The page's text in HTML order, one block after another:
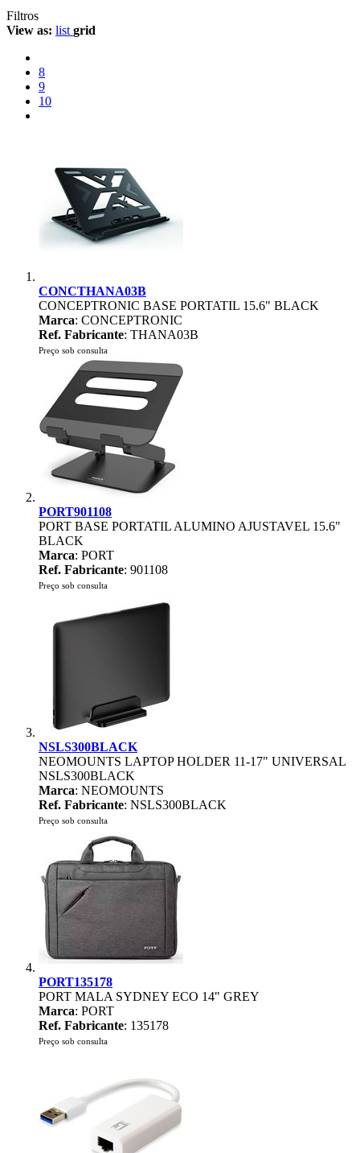
Filtros
View as: list grid
8
9
10
CONCTHANA03B
CONCEPTRONIC BASE PORTATIL 15.6" BLACK
Marca: CONCEPTRONIC
Ref. Fabricante: THANA03B
Preço sob consulta
PORT901108
PORT BASE PORTATIL ALUMINO AJUSTAVEL 15.6"
BLACK
Marca: PORT
Ref. Fabricante: 901108
Preço sob consulta
NSLS300BLACK
NEOMOUNTS LAPTOP HOLDER 11-17" UNIVERSAL
NSLS300BLACK
Marca: NEOMOUNTS
Ref. Fabricante: NSLS300BLACK
Preço sob consulta
PORT135178
PORT MALA SYDNEY ECO 14" GREY
Marca: PORT
Ref. Fabricante: 135178
Preço sob consulta